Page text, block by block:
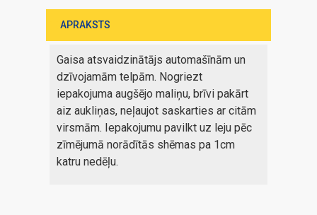
APRAKSTS
Gaisa atsvaidzinātājs automašīnām un
dzīvojamām telpām. Nogriezt
iepakojuma augšējo maliņu, brīvi pakārt
aiz aukliņas, neļaujot saskarties ar citām
virsmām. Iepakojumu pavilkt uz leju pēc
zīmējumā norādītās shēmas pa 1cm
katru nedēļu.